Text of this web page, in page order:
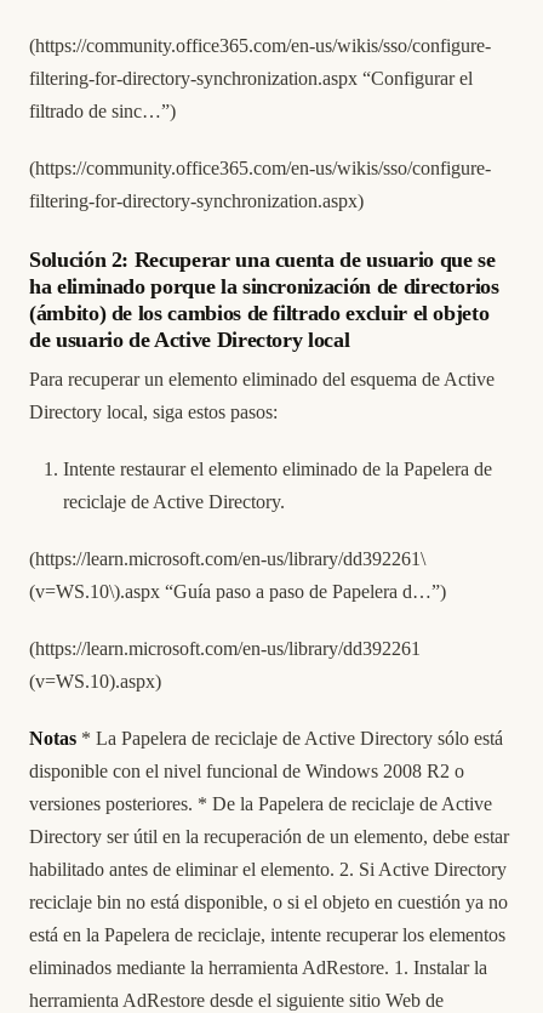
(https://community.office365.com/en-us/wikis/sso/configure-
filtering-for-directory-synchronization.aspx “Configurar el
filtrado de sinc…”)
(https://community.office365.com/en-us/wikis/sso/configure-
filtering-for-directory-synchronization.aspx)
Solución 2: Recuperar una cuenta de usuario que se
ha eliminado porque la sincronización de directorios
(ámbito) de los cambios de filtrado excluir el objeto
de usuario de Active Directory local
Para recuperar un elemento eliminado del esquema de Active
Directory local, siga estos pasos:
Intente restaurar el elemento eliminado de la Papelera de
reciclaje de Active Directory.
(https://learn.microsoft.com/en-us/library/dd392261\
(v=WS.10\).aspx “Guía paso a paso de Papelera d…”)
(https://learn.microsoft.com/en-us/library/dd392261
(v=WS.10).aspx)
Notas * La Papelera de reciclaje de Active Directory sólo está
disponible con el nivel funcional de Windows 2008 R2 o
versiones posteriores. * De la Papelera de reciclaje de Active
Directory ser útil en la recuperación de un elemento, debe estar
habilitado antes de eliminar el elemento. 2. Si Active Directory
reciclaje bin no está disponible, o si el objeto en cuestión ya no
está en la Papelera de reciclaje, intente recuperar los elementos
eliminados mediante la herramienta AdRestore. 1. Instalar la
herramienta AdRestore desde el siguiente sitio Web de